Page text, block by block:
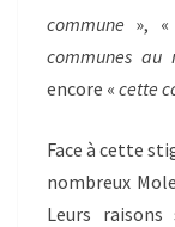
commune »,
communes au
encore « cette
Face à cette
nombreux
Leurs